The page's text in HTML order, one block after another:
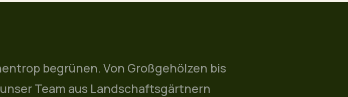
begrünen. Von Großgehölzen bis
Team aus Landschaftsgärtnern